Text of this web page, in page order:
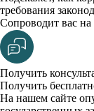
требования
Сопроводит вас
Получить
Получить
На нашем сайте